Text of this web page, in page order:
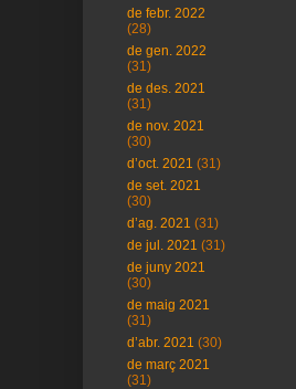
de febr. 2022
(28)
de gen. 2022
(31)
de des. 2021
(31)
de nov. 2021
(30)
d’oct. 2021 (31)
de set. 2021
(30)
d’ag. 2021 (31)
de jul. 2021 (31)
de juny 2021
(30)
de maig 2021
(31)
d’abr. 2021 (30)
de març 2021
(31)